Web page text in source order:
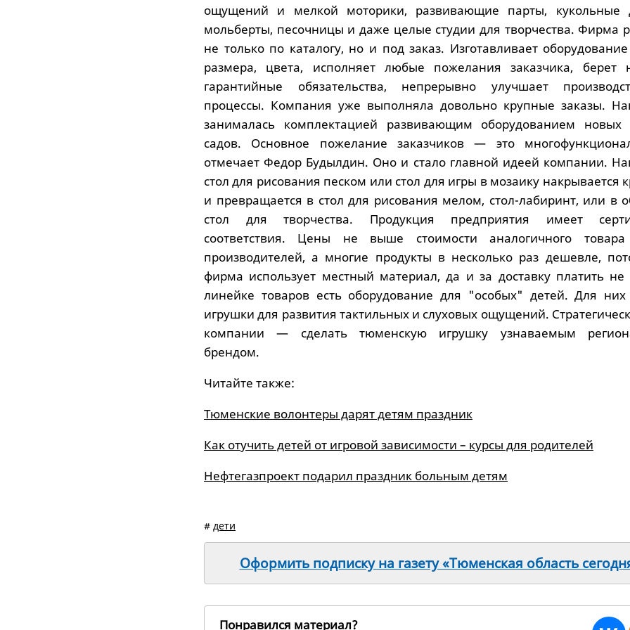
ощущений и мелкой моторики, развивающие парты, кукольные
мольберты, песочницы и даже целые студии для творчества. Фирма
не только по каталогу, но и под заказ. Изготавливает
размера, цвета, исполняет любые пожелания заказчика, берет
гарантийные обязательства, непрерывно улучшает
процессы. Компания уже выполняла довольно крупные заказы.
занималась комплектацией развивающим оборудованием новых
садов. Основное пожелание заказчиков — это
отмечает Федор Будылдин. Оно и стало главной идеей компании.
стол для рисования песком или стол для игры в мозаику накрывается
и превращается в стол для рисования мелом, стол-лабиринт, или в
стол для творчества. Продукция предприятия имеет
соответствия. Цены не выше стоимости аналогичного товара
производителей, а многие продукты в несколько раз дешевле,
фирма использует местный материал, да и за доставку платить
линейке товаров есть оборудование для "особых" детей. Для
игрушки для развития тактильных и слуховых ощущений.
компании — сделать тюменскую игрушку узнаваемым
брендом.
Читайте также:
Тюменские волонтеры дарят детям праздник
Как отучить детей от игровой зависимости – курсы для родителей
Нефтегазпроект подарил праздник больным детям
# дети
Оформить подписку на газету «Тюменская область
Понравился материал?